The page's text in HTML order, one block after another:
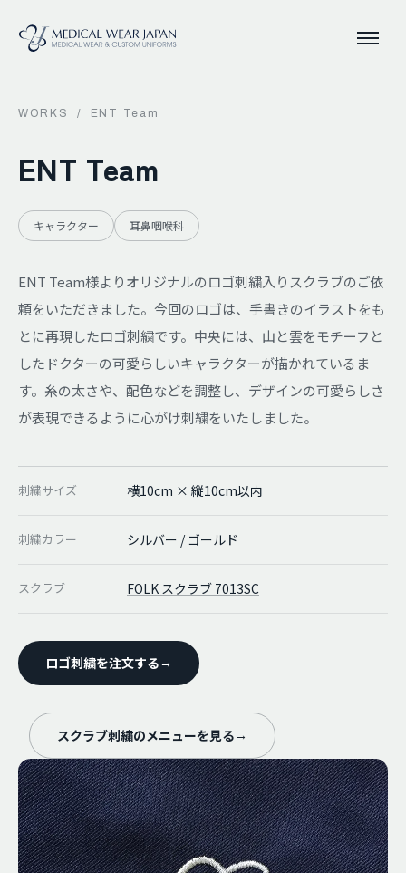
WORKS / ENT Team
ENT Team
キャラクター 耳鼻咽喉科
ENT Team様よりオリジナルのロゴ刺繍入りスクラブのご依
頼をいただきました。今回のロゴは、手書きのイラストをも
とに再現したロゴ刺繍です。中央には、山と雲をモチーフと
したドクターの可愛らしいキャラクターが描かれているま
す。糸の太さや、配色などを調整し、デザインの可愛らしさ
が表現できるように心がけ刺繍をいたしました。
刺繍サイズ 横10cm × 縦10cm以内
刺繍カラー シルバー / ゴールド
スクラブ FOLK スクラブ 7013SC
ロゴ刺繍を注文する →
スクラブ刺繍のメニューを見る →